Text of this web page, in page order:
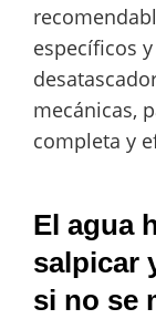
específicos
mecánicas,
completa y
El agua
salpicar
si no se